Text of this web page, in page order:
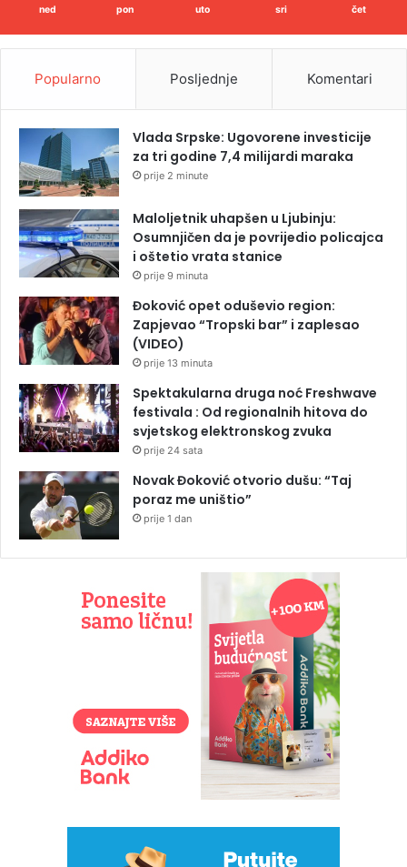
ned pon uto sri čet
Popularno Posljednje Komentari
Vlada Srpske: Ugovorene investicije
za tri godine 7,4 milijardi maraka
prije 2 minute
Maloljetnik uhapšen u Ljubinju:
Osumnjičen da je povrijedio policajca
i oštetio vrata stanice
prije 9 minuta
Đoković opet oduševio region:
Zapjevao “Tropski bar” i zaplesao
(VIDEO)
prije 13 minuta
Spektakularna druga noć Freshwave
festivala : Od regionalnih hitova do
svjetskog elektronskog zvuka
prije 24 sata
Novak Đoković otvorio dušu: “Taj
poraz me uništio”
prije 1 dan